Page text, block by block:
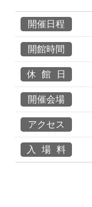
開催日程
開館時間
休館日
開催会場
アクセス
入場料